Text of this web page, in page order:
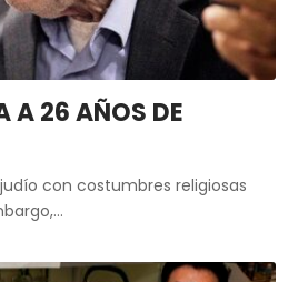
A 26 AÑOS DE
con costumbres religiosas